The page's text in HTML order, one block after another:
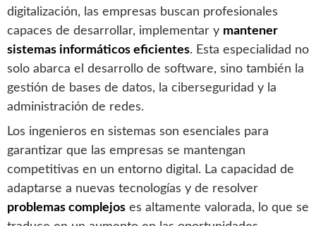
digitalización, las empresas buscan profesionales
capaces de desarrollar, implementar y mantener
sistemas informáticos eficientes. Esta especialidad no
solo abarca el desarrollo de software, sino también la
gestión de bases de datos, la ciberseguridad y la
administración de redes.
Los ingenieros en sistemas son esenciales para
garantizar que las empresas se mantengan
competitivas en un entorno digital. La capacidad de
adaptarse a nuevas tecnologías y de resolver
problemas complejos es altamente valorada, lo que se